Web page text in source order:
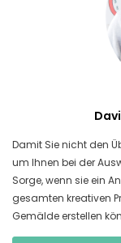
Damit Sie nicht den
um Ihnen bei der
Sorge, wenn sie ein
gesamten kreativen
Gemälde erstellen